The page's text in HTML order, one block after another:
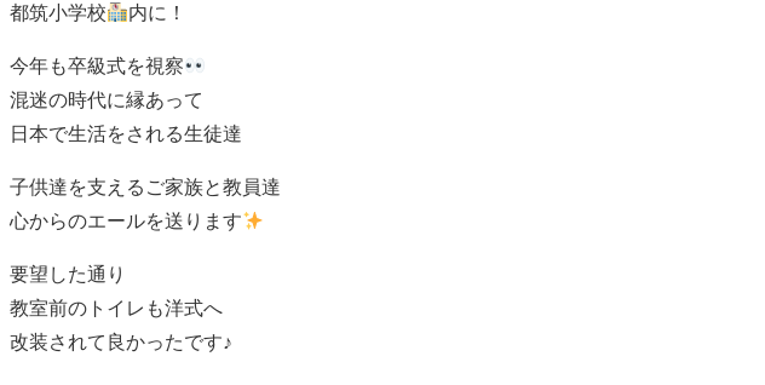
都筑小学校
内に！
今年も卒級式を視察
混迷の時代に縁あって
日本で生活をされる生徒達
子供達を支えるご家族と教員達
心からのエールを送ります
要望した通り
教室前のトイレも洋式へ
改装されて良かったです♪